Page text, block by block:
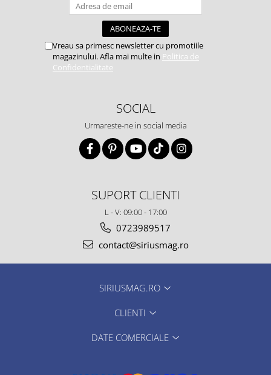
Vreau sa primesc newsletter cu promotiile
magazinului. Afla mai multe in Politica de
Confidentialitate
SOCIAL
Urmareste-ne in social media
SUPORT CLIENTI
L - V: 09:00 - 17:00
0723989517
contact@siriusmag.ro
SIRIUSMAG.RO
CLIENTI
DATE COMERCIALE